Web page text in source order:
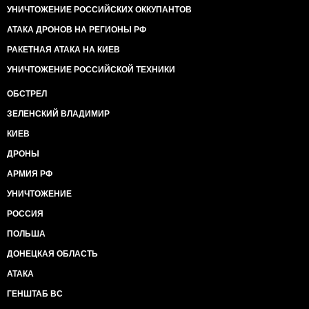
именно церковь. Ну, ничего, поймете и это со
временем.
И, да - отдельная строчка в квитанции по оплате на
храм - это уж как пить дать. Мэрия Электростали,
придумавшая эту духовную инновацию, вас научит.
Да, кстати, раз уж про квитанции заговорили. У нас
только-только вышла на новый круг. Так вот,
квитанция за квартиру у вас скоро будет тысяч пять
Да, а льготы-то! Льготы вам уже монетизировали?
Нет? Ну… Прям даже завидую. Сколько вас
теме "разгон толпы недовольных пенсионеров"
наша дивизия Дзержинского проводила уже лет
передадут с радостью.
Ну, про такие мелочи, как оттяпывание самых
лакомых кусков земли под дворцы и коттеджи,
домов под строительство торговых центров и
УНИЧТОЖЕНИЕ РОССИЙСКИХ ОККУПАНТОВ
АТАКА ДРОНОВ НА РЕГИОНЫ РФ
РАКЕТНАЯ АТАКА НА КИЕВ
УНИЧТОЖЕНИЕ РОССИЙСКОЙ ТЕХНИКИ
ОБСТРЕЛ
ЗЕЛЕНСКИЙ ВЛАДИМИР
КИЕВ
ДРОНЫ
АРМИЯ РФ
УНИЧТОЖЕНИЕ
РОССИЯ
ПОЛЬША
ДОНЕЦКАЯ ОБЛАСТЬ
АТАКА
ГЕНШТАБ ВС